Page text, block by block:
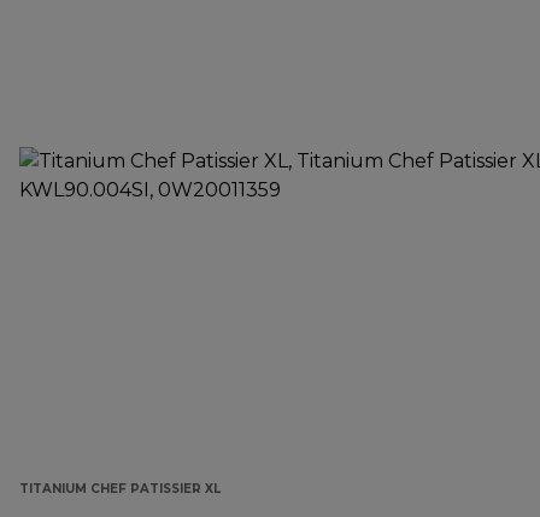
TITANIUM CHEF PATISSIER XL